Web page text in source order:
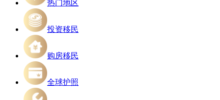
热门地区
投资移民
购房移民
全球护照